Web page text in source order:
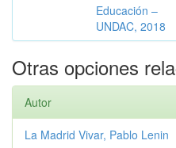
Educación –
UNDAC, 2018
Otras opciones
Autor
La Madrid Vivar, Pablo Lenin